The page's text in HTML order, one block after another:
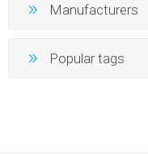
Manufacturers
Popular tags